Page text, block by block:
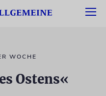
WOCHE
Ostens«